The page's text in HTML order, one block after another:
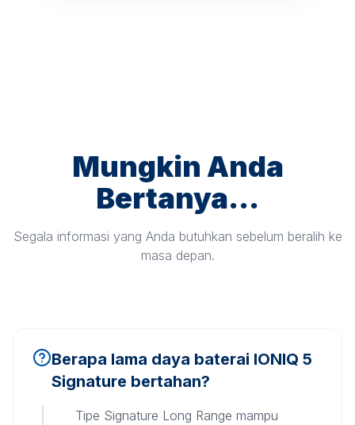
Mungkin Anda
Bertanya...
Segala informasi yang Anda butuhkan sebelum beralih ke
masa depan.
Berapa lama daya baterai IONIQ 5
Signature bertahan?
Tipe Signature Long Range mampu